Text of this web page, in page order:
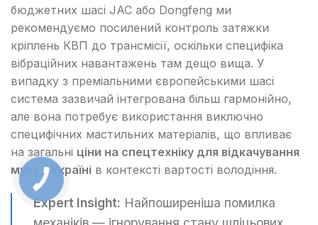
бюджетних шасі JAC або Dongfeng ми
рекомендуємо посилений контроль затяжки
кріплень КВП до трансмісії, оскільки специфіка
вібраційних навантажень там дещо вища. У
випадку з преміальними європейськими шасі
система зазвичай інтегрована більш гармонійно,
але вона потребує використання виключно
специфічних мастильних матеріалів, що впливає
на загальні ціни на спецтехніку для відкачування
мулу в Україні в контексті вартості володіння.
Expert Insight: Найпоширеніша помилка